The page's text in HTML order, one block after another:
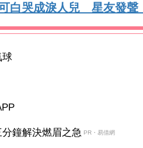
白哭成淚人兒 星友發聲
球
鐘解決燃眉之急 PR・易借網